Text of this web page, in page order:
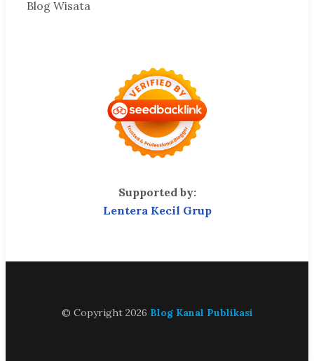
Blog Wisata
Supported by:
Lentera Kecil Grup
© Copyright 2026 Blog Kanal Publikasi